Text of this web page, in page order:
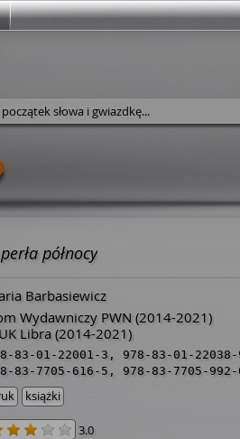
w serwisie
perła północy
Barbasiewicz
Wydawniczy PWN (2014-2021)
Libra (2014-2021)
83-01-22001-3 , 978-83-01-22038-
83-7705-616-5 , 978-83-7705-992-
książki
3.0